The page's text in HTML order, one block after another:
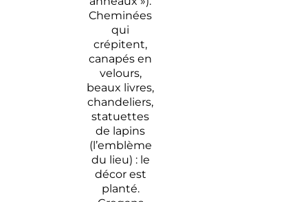
Cheminées
qui
crépitent,
canapés en
velours,
beaux livres,
chandeliers,
statuettes
de lapins
(l’emblème
du lieu) : le
décor est
planté.